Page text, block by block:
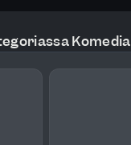
Komedia